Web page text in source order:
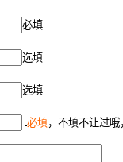
必填
选填
选填
必填，不填不让过